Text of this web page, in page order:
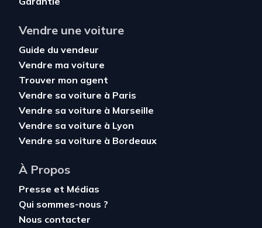
Vendre une voiture
Guide du vendeur
Vendre ma voiture
Trouver mon agent
Vendre sa voiture à Paris
Vendre sa voiture à Marseille
Vendre sa voiture à Lyon
Vendre sa voiture à Bordeaux
À Propos
Presse et Médias
Qui sommes-nous ?
Nous contacter